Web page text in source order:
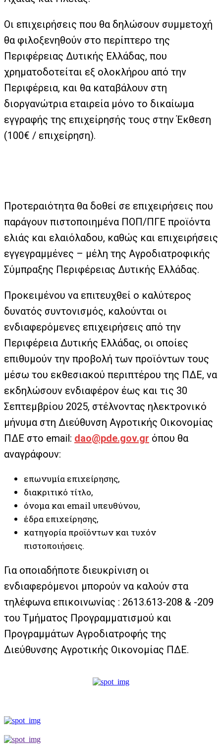
Οι επιχειρήσεις που θα δηλώσουν συμμετοχή
θα φιλοξενηθούν στο περίπτερο της
Περιφέρειας Δυτικής Ελλάδας, που
χρηματοδοτείται εξ ολοκλήρου από την
Περιφέρεια, και θα καταβάλουν στη
διοργανώτρια εταιρεία μόνο το δικαίωμα
εγγραφής της επιχείρησής τους στην Έκθεση
(100€ / επιχείρηση).
Προτεραιότητα θα δοθεί σε επιχειρήσεις που
παράγουν πιστοποιημένα ΠΟΠ/ΠΓΕ προϊόντα
ελιάς και ελαιόλαδου, καθώς και επιχειρήσεις
εγγεγραμμένες – μέλη της Αγροδιατροφικής
Σύμπραξης Περιφέρειας Δυτικής Ελλάδας.
Προκειμένου να επιτευχθεί ο καλύτερος
δυνατός συντονισμός, καλούνται οι
ενδιαφερόμενες επιχειρήσεις από την
Περιφέρεια Δυτικής Ελλάδας, οι οποίες
επιθυμούν την προβολή των προϊόντων τους
μέσω του εκθεσιακού περιπτέρου της ΠΔΕ, να
εκδηλώσουν ενδιαφέρον έως και τις 30
Σεπτεμβρίου 2025, στέλνοντας ηλεκτρονικό
μήνυμα στη Διεύθυνση Αγροτικής Οικονομίας
ΠΔΕ στο email: dao@pde.gov.gr όπου θα
αναγράφουν:
επωνυμία επιχείρησης,
διακριτικό τίτλο,
όνομα και email υπευθύνου,
έδρα επιχείρησης,
κατηγορία προϊόντων και τυχόν
πιστοποιήσεις.
Για οποιαδήποτε διευκρίνιση οι
ενδιαφερόμενοι μπορούν να καλούν στα
τηλέφωνα επικοινωνίας : 2613.613-208 & -209
του Τμήματος Προγραμματισμού και
Προγραμμάτων Αγροδιατροφής της
Διεύθυνσης Αγροτικής Οικονομίας ΠΔΕ.